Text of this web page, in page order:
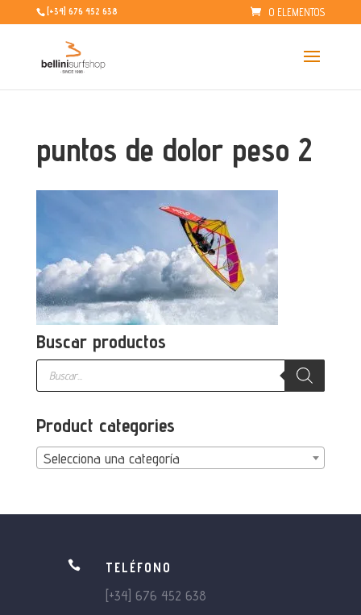
[+34] 676 452 638 0 ELEMENTOS
puntos de dolor peso 2
Buscar productos
Búsqueda
productos
Product categories
Selecciona una categoría

TELÉFONO
[+34] 676 452 638